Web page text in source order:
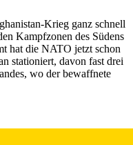
Krieg ganz schnell
Kampfzonen des Südens
hat die NATO jetzt schon
stationiert, davon fast drei
wo der bewaffnete